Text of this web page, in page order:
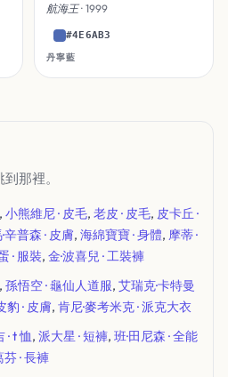
航海王· 1999
#4E6AB3
丹寧藍
那裡。
, 小熊維尼 · 皮毛, 老皮 · 皮毛, 皮卡丘 ·
辛普森 · 皮膚, 海綿寶寶 · 身體, 摩蒂 ·
· 服裝, 金·波喜兒 · 工裝褲
孫悟空 · 龜仙人道服, 艾瑞克·卡特曼
豹 · 皮膚, 肯尼·麥考米克 · 派克大衣
· t 恤, 派大星 · 短褲, 班·田尼森 · 全能
芬 · 長褲